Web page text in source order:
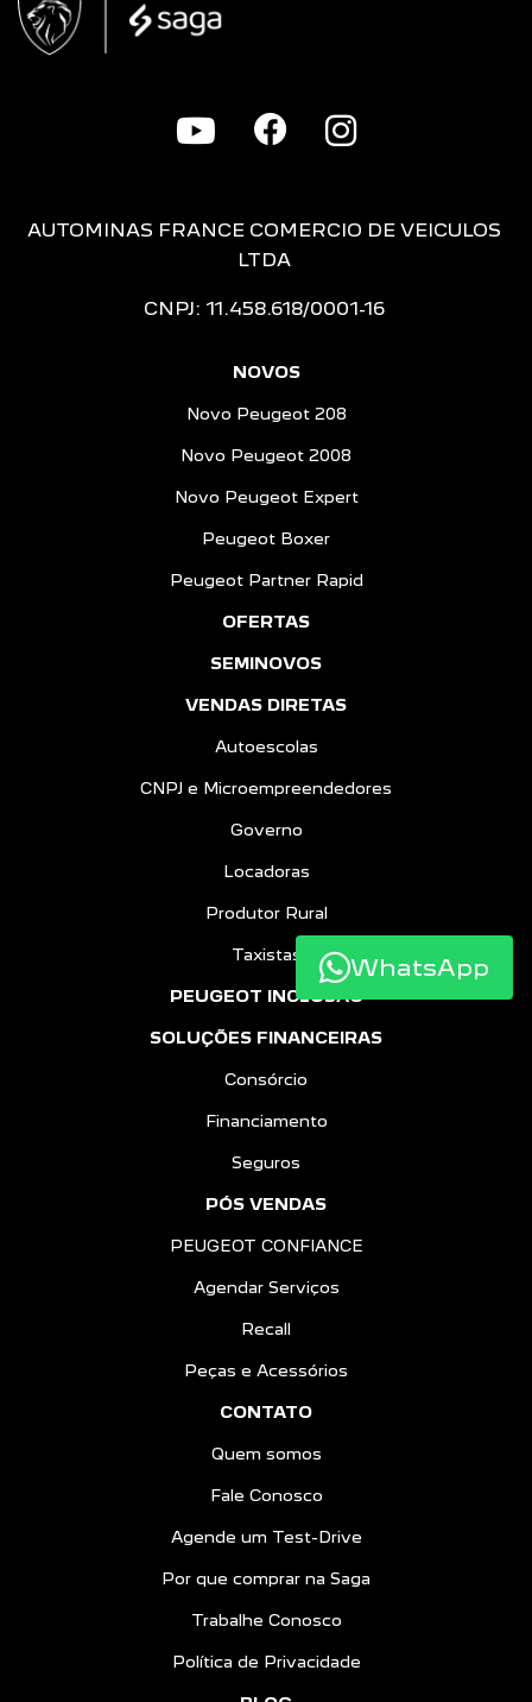
AUTOMINAS FRANCE COMERCIO DE VEICULOS
LTDA
CNPJ: 11.458.618/0001-16
NOVOS
Novo Peugeot 208
Novo Peugeot 2008
Novo Peugeot Expert
Peugeot Boxer
Peugeot Partner Rapid
OFERTAS
SEMINOVOS
VENDAS DIRETAS
Autoescolas
CNPJ e Microempreendedores
Governo
Locadoras
Produtor Rural
Taxistas
PEUGEOT INCLUSÃO
SOLUÇÕES FINANCEIRAS
Consórcio
Financiamento
Seguros
PÓS VENDAS
PEUGEOT CONFIANCE
Agendar Serviços
Recall
Peças e Acessórios
CONTATO
Quem somos
Fale Conosco
Agende um Test-Drive
Por que comprar na Saga
Trabalhe Conosco
Política de Privacidade
WhatsApp